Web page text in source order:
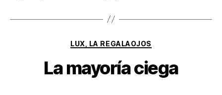
Categorías
LUX, LA REGALAOJOS
La mayoría ciega